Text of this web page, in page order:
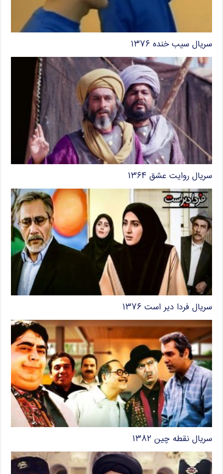
سریال سیب خنده ۱۳۷۶
سریال روایت عشق ۱۳۶۴
سریال فردا دیر است ۱۳۷۶
سریال نقطه چین ۱۳۸۲